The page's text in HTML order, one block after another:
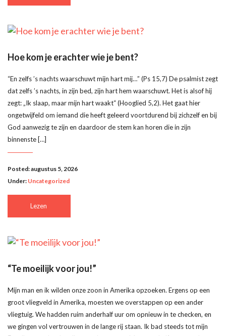
Hoe kom je erachter wie je bent?
“En zelfs ’s nachts waarschuwt mijn hart mij…” (Ps 15,7) De psalmist zegt
dat zelfs ’s nachts, in zijn bed, zijn hart hem waarschuwt. Het is alsof hij
zegt: „Ik slaap, maar mijn hart waakt“ (Hooglied 5,2). Het gaat hier
ongetwijfeld om iemand die heeft geleerd voortdurend bij zichzelf en bij
God aanwezig te zijn en daardoor de stem kan horen die in zijn
binnenste […]
Posted: augustus 5, 2026
Under: Uncategorized
Lezen
“Te moeilijk voor jou!”
Mijn man en ik wilden onze zoon in Amerika opzoeken. Ergens op een
groot vliegveld in Amerika, moesten we overstappen op een ander
vliegtuig. We hadden ruim anderhalf uur om opnieuw in te checken, en
we gingen vol vertrouwen in de lange rij staan. Ik bad steeds tot mijn